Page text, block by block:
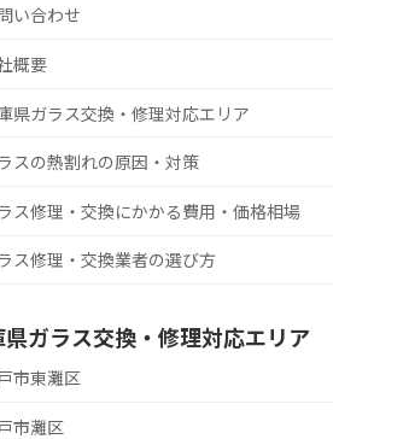
い合わせ
概要
県ガラス交換・修理対応エリア
スの熱割れの原因・対策
ス修理・交換にかかる費用・価格相場
ス修理・交換業者の選び方
県ガラス交換・修理対応エリア
市東灘区
市灘区